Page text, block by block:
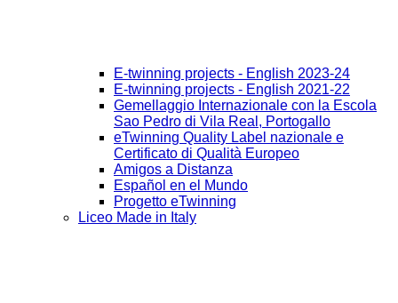
E-twinning projects - English 2023-24
E-twinning projects - English 2021-22
Gemellaggio Internazionale con la Escola
Sao Pedro di Vila Real, Portogallo
eTwinning Quality Label nazionale e
Certificato di Qualità Europeo
Amigos a Distanza
Español en el Mundo
Progetto eTwinning
Liceo Made in Italy